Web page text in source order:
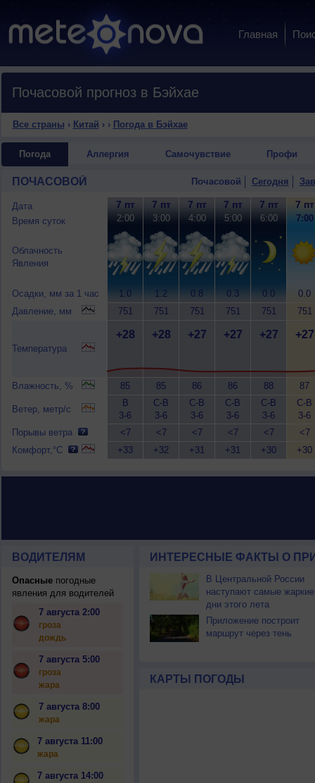
Главная
Почасовой прогноз в Бэйхае
Все страны › Китай › › Погода в Бэйхае
Погода Аллергия Самочувствие Профи
ПОЧАСОВОЙ Почасовой Сегодня
Дата
Время суток
Облачность
Явления
Осадки, мм за 1 час
Давление, мм
Температура
Влажность, %
Ветер, метр/с
Порывы ветра
Комфорт,°C
7 пт
2:00
1.0
751
+28
85
В
3-6
<7
+33
7 пт
3:00
1.2
751
+28
85
С-В
3-6
<7
+32
7 пт
4:00
0.8
751
+27
86
С-В
3-6
<7
+31
7 пт
5:00
0.3
751
+27
86
С-В
3-6
<7
+31
7 пт
6:00
0.0
751
+27
88
С-В
3-6
<7
+30
7 пт
7:00
0.0
751
+27
87
С-В
3-6
<7
+30
ВОДИТЕЛЯМ
Опасныепогодные
явления для водителей
7 августа 2:00
гроза
дождь
7 августа 5:00
гроза
жара
7 августа 8:00
жара
7 августа 11:00
жара
7 августа 14:00
ИНТЕРЕСНЫЕ ФАКТЫ О
В Центральной России
наступают самые жаркие
дни этого лета
Приложение построит
маршрут через тень
КАРТЫ ПОГОДЫ